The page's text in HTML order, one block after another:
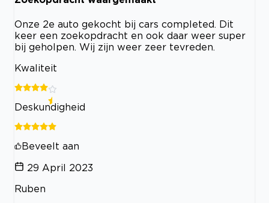
Onze 2e auto gekocht bij cars completed. Dit
keer een zoekopdracht en ook daar weer super
bij geholpen. Wij zijn weer zeer tevreden.
Kwaliteit
Deskundigheid
Beveelt aan
29 April 2023
Ruben